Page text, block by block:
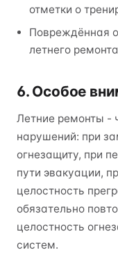
отметки о
Повреждённая
летнего
6. Особое
Летние ремонты -
нарушений: при
огнезащиту, при
пути эвакуации,
целостность
обязательно
целостность
систем.